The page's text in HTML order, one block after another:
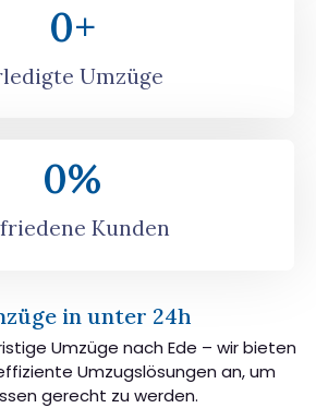
Umzüge
0+
Kunden
0%
in unter 24h
Umzüge nach Ede – wir bieten
Umzugslösungen an, um
gerecht zu werden.